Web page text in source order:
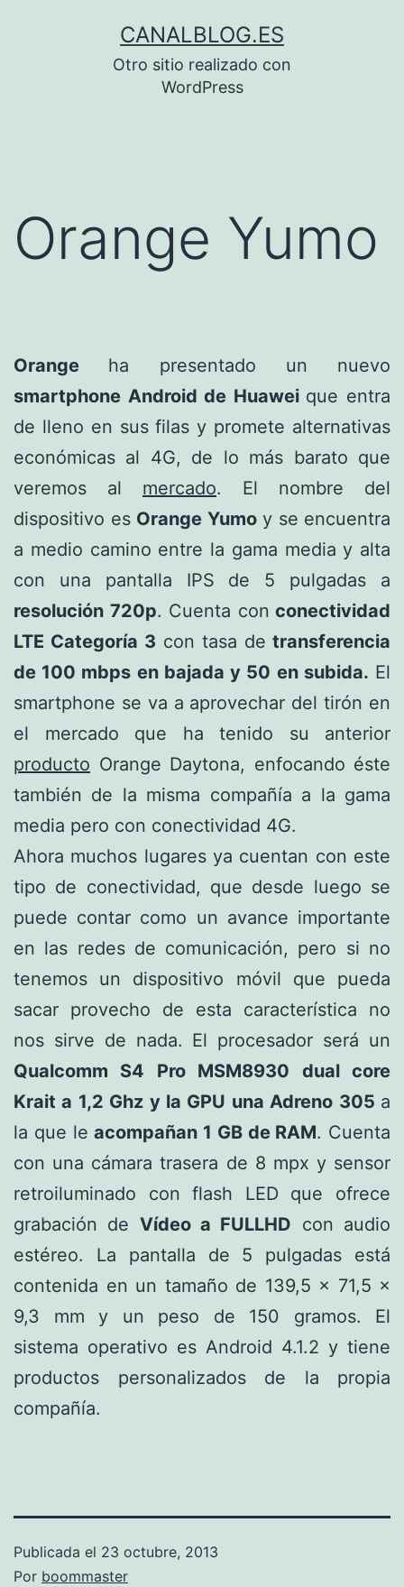
CANALBLOG.ES
Otro sitio realizado con
WordPress
Orange Yumo
Orange ha presentado un nuevo
smartphone Android de Huawei que entra
de lleno en sus filas y promete alternativas
económicas al 4G, de lo más barato que
veremos al mercado. El nombre del
dispositivo es Orange Yumoy se encuentra
a medio camino entre la gama media y alta
con una pantalla IPS de 5 pulgadas a
resolución 720p. Cuenta con conectividad
LTE Categoría 3 con tasa de transferencia
de 100 mbps en bajada y 50 en subida. El
smartphone se va a aprovechar del tirón en
el mercado que ha tenido su anterior
producto Orange Daytona, enfocando éste
también de la misma compañía a la gama
media pero con conectividad 4G.
Ahora muchos lugares ya cuentan con este
tipo de conectividad, que desde luego se
puede contar como un avance importante
en las redes de comunicación, pero si no
tenemos un dispositivo móvil que pueda
sacar provecho de esta característica no
nos sirve de nada. El procesador será un
Qualcomm S4 Pro MSM8930 dual core
Krait a 1,2 Ghz y la GPU una Adreno 305 a
la que leacompañan 1 GB de RAM. Cuenta
con una cámara trasera de 8 mpx y sensor
retroiluminado con flash LED que ofrece
grabación de Vídeo a FULLHD con audio
estéreo. La pantalla de 5 pulgadas está
contenida en un tamaño de 139,5 × 71,5 ×
9,3 mm y un peso de 150 gramos. El
sistema operativo es Android 4.1.2 y tiene
productos personalizados de la propia
compañía.
Publicada el 23 octubre, 2013
Por boommaster